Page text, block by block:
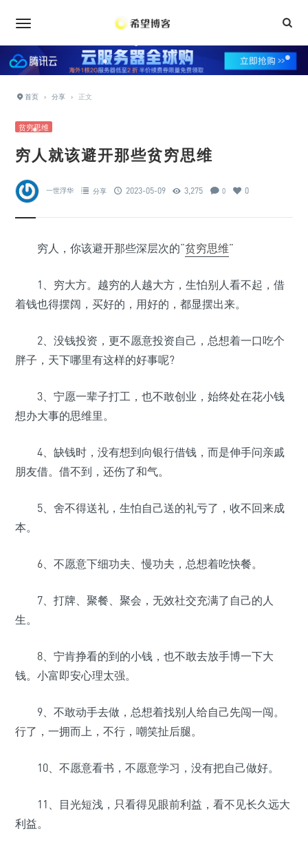
首页 › 分享 › 正文
贫穷思维
穷人就该避开那些贫穷思维
一世浮华 分享 2023-05-09 3,275 0 0
穷人，你该避开那些深层次的“贫穷思维”
1、穷大方。越穷的人越大方，生怕别人看不起，借
着钱也得摆阔，买好的，用好的，都显摆出来。
2、没钱投资，更不愿意投资自己，总想着一口吃个
胖子，天下哪里有这样的好事呢?
3、宁愿一辈子打工，也不敢创业，始终处在花小钱
想办大事的思维里。
4、缺钱时，没有想到向银行借钱，而是伸手问亲戚
朋友借。借不到，还伤了和气。
5、舍不得送礼，生怕自己送的礼亏了，收不回来成
本。
6、不愿意下细功夫、慢功夫，总想着吃快餐。
7、打牌、聚餐、聚会，无效社交充满了自己的人
生。
8、宁肯挣看的到的小钱，也不敢去放手博一下大
钱。小富即安心理太强。
9、不敢动手去做，总想着找别人给自己先闯一闯。
行了，一拥而上，不行，嘲笑扯后腿。
10、不愿意看书，不愿意学习，没有把自己做好。
11、目光短浅，只看得见眼前利益，看不见长久远大
利益。
•
•
•
•
•
•